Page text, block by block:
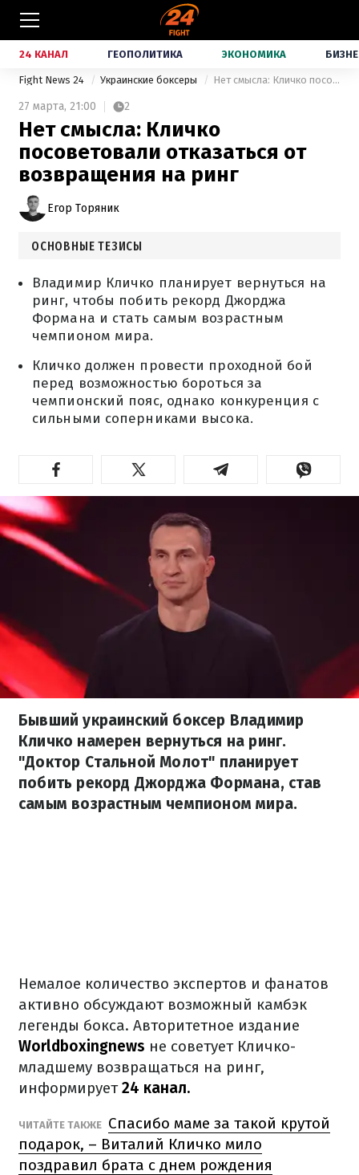
24 КАНАЛ ГЕОПОЛИТИКА ЭКОНОМИКА
Fight News 24 Украинские боксеры Нет смысла: Кличко посоветовали отказаться от возвращения на ринг
27 марта, 21:00 2
Нет смысла: Кличко
посоветовали отказаться от
возвращения на ринг
Егор Торяник
ОСНОВНЫЕ ТЕЗИСЫ
Владимир Кличко планирует вернуться на
ринг, чтобы побить рекорд Джорджа
Формана и стать самым возрастным
чемпионом мира.
Кличко должен провести проходной бой
перед возможностью бороться за
чемпионский пояс, однако конкуренция с
сильными соперниками высока.
Бывший украинский боксер Владимир
Кличко намерен вернуться на ринг.
"Доктор Стальной Молот" планирует
побить рекорд Джорджа Формана, став
самым возрастным чемпионом мира.
Немалое количество экспертов и фанатов
активно обсуждают возможный камбэк
легенды бокса. Авторитетное издание
Worldboxingnews не советует Кличко-
младшему возвращаться на ринг,
информирует24 канал.
ЧИТАЙТЕ ТАКЖЕ Спасибо маме за такой крутой
подарок, – Виталий Кличко мило
поздравил брата с днем рождения